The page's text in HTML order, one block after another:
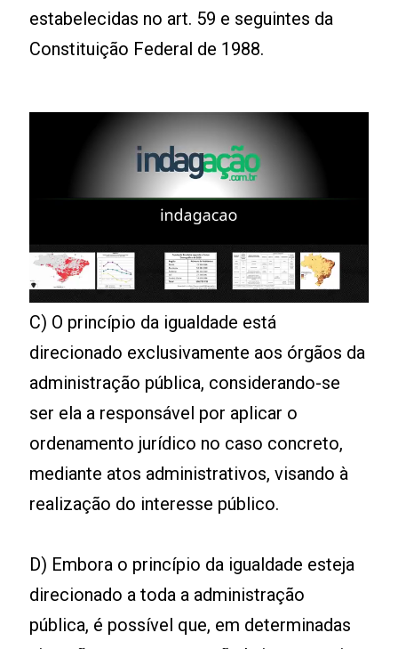
estabelecidas no art. 59 e seguintes da
Constituição Federal de 1988.
C) O princípio da igualdade está
direcionado exclusivamente aos órgãos da
administração pública, considerando-se
ser ela a responsável por aplicar o
ordenamento jurídico no caso concreto,
mediante atos administrativos, visando à
realização do interesse público.
D) Embora o princípio da igualdade esteja
direcionado a toda a administração
pública, é possível que, em determinadas